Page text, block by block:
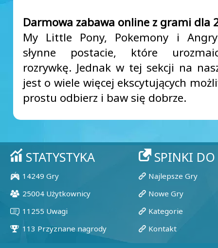
Darmowa zabawa online z grami dla
My Little Pony, Pokemony i
słynne postacie, które
rozrywkę. Jednak w tej sekcji na
jest o wiele więcej ekscytujących
prostu odbierz i baw się dobrze.